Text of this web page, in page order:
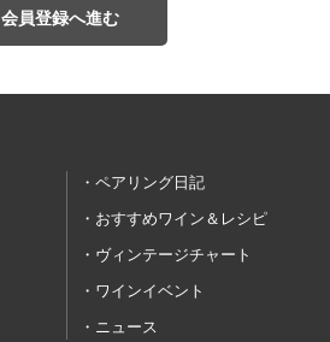
会員登録へ進む
ペアリング日記
おすすめワイン＆レシピ
ヴィンテージチャート
ワインイベント
ニュース